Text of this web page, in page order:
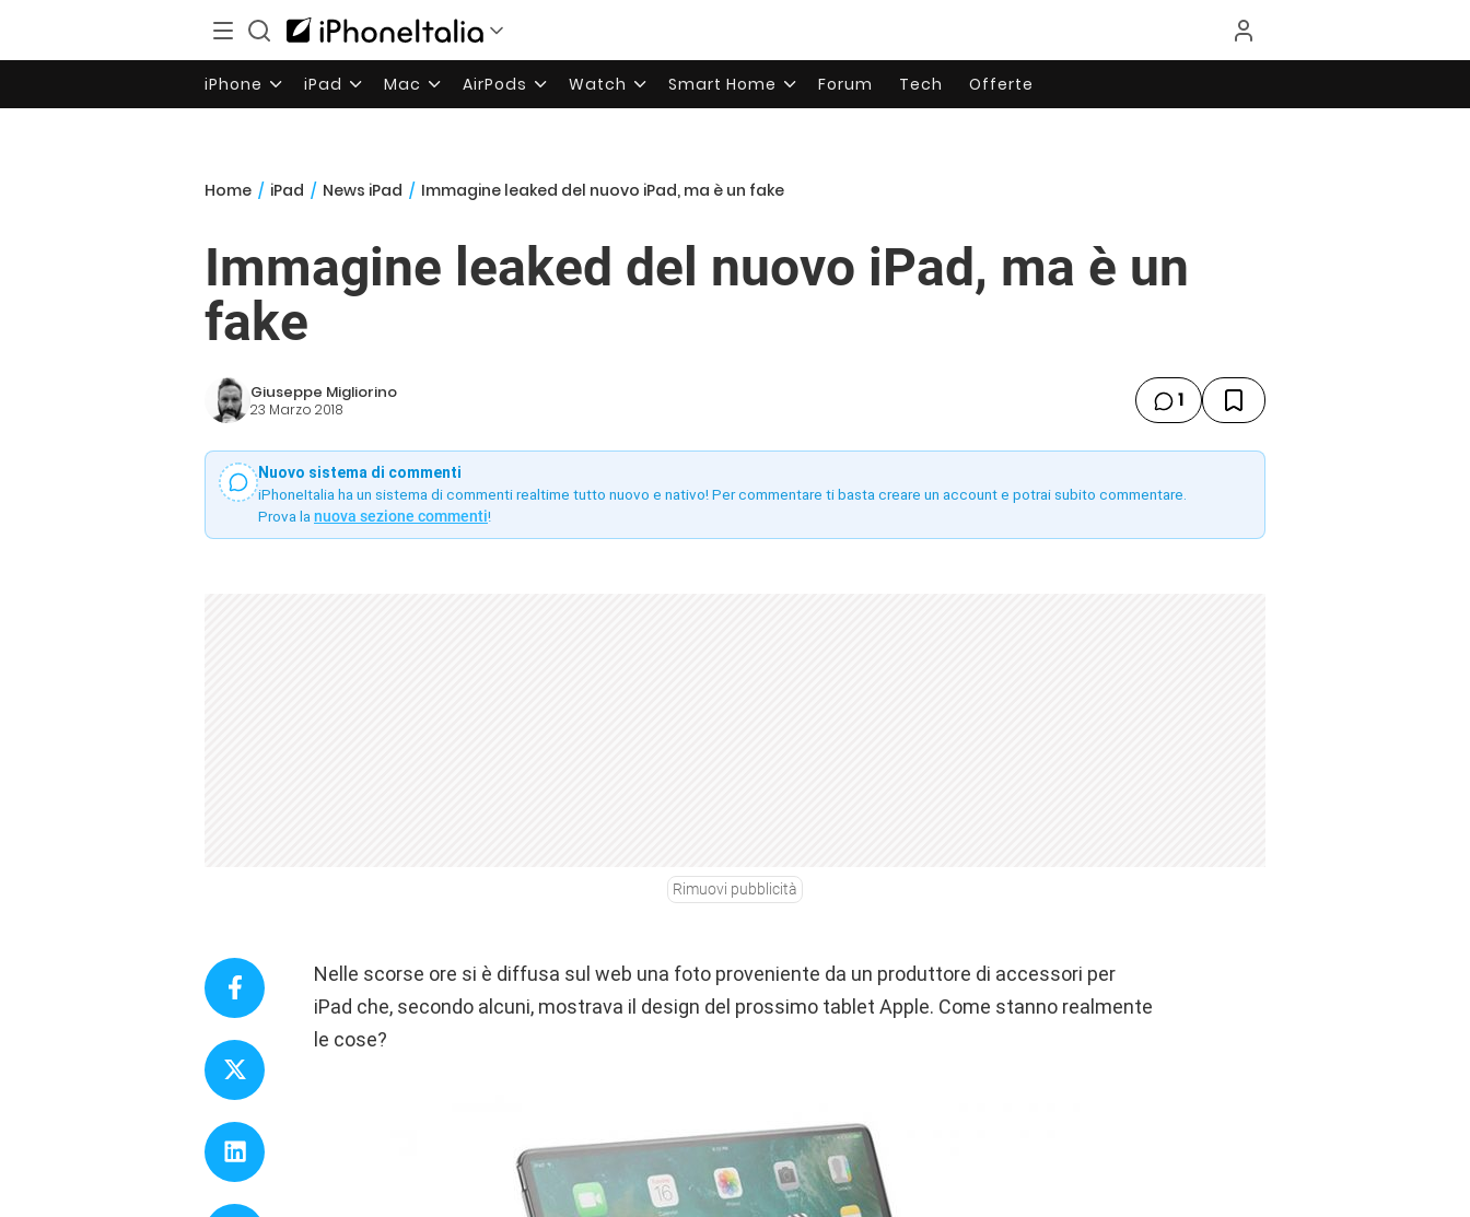
iPhone iPad Mac AirPods Watch Smart Home Forum Tech Offerte
Home / iPad / News iPad / Immagine leaked del nuovo iPad, ma è un fake
Immagine leaked del nuovo iPad, ma è un
fake
Giuseppe Migliorino
23 Marzo 2018 1
Nuovo sistema di commenti
iPhoneItalia ha un sistema di commenti realtime tutto nuovo e nativo! Per commentare ti basta creare un account e potrai subito commentare.
Prova la nuova sezione commenti!
Rimuovi pubblicità
Nelle scorse ore si è diffusa sul web una foto proveniente da un produttore di accessori per
iPad che, secondo alcuni, mostrava il design del prossimo tablet Apple. Come stanno realmente
le cose?